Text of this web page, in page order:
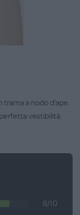
a nodo d’ape.
vestibilità.
8/10